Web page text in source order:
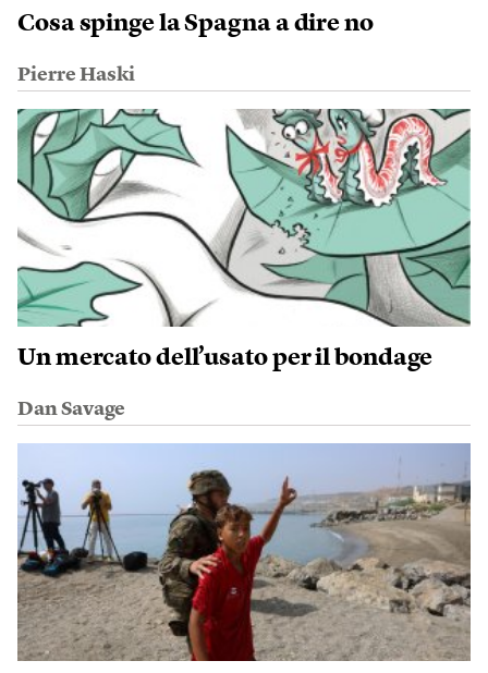
Cosa spinge la Spagna a dire no
Pierre Haski
Un mercato dell’usato per il bondage
Dan Savage